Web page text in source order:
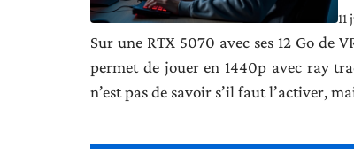
11
Sur une RTX 5070 avec ses 12 Go de
permet de jouer en 1440p avec ray
n’est pas de savoir s’il faut l’activer,